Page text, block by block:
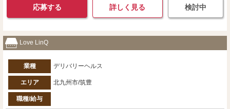
応募する 詳しく見る 検討中
Love LinQ
業種 デリバリーヘルス
エリア 北九州市/筑豊
職種/給与